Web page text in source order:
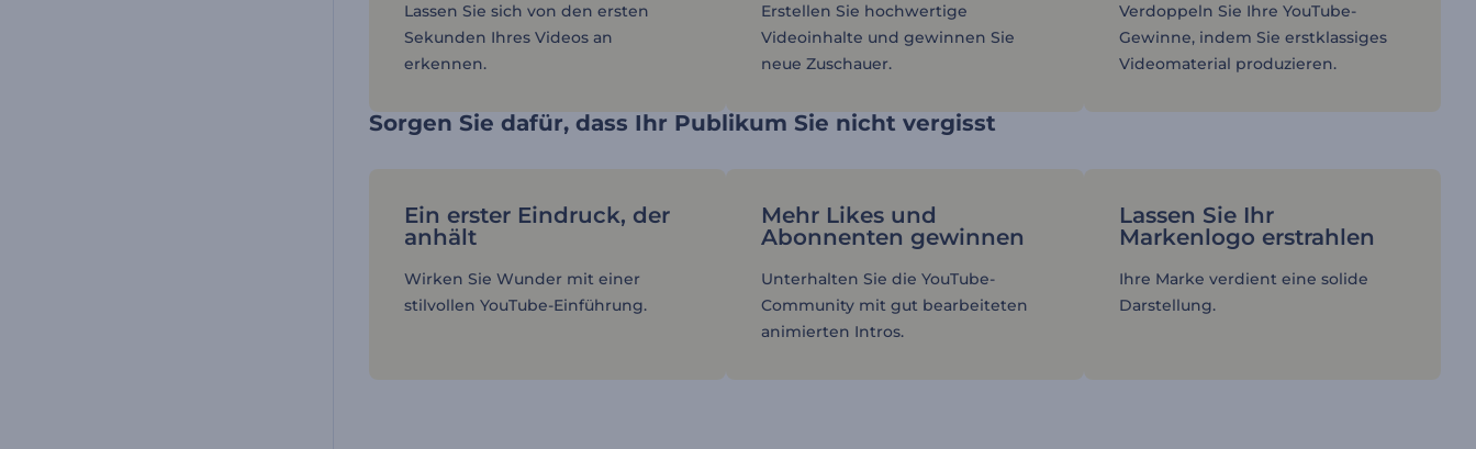
Lassen Sie sich von den ersten
Sekunden Ihres Videos an
erkennen.
Erstellen Sie hochwertige
Videoinhalte und gewinnen Sie
neue Zuschauer.
Verdoppeln Sie Ihre YouTube-
Gewinne, indem Sie erstklassiges
Videomaterial produzieren.
Sorgen Sie dafür, dass Ihr Publikum Sie nicht vergisst
Ein erster Eindruck, der
anhält
Wirken Sie Wunder mit einer
stilvollen YouTube-Einführung.
Mehr Likes und
Abonnenten gewinnen
Unterhalten Sie die YouTube-
Community mit gut bearbeiteten
animierten Intros.
Lassen Sie Ihr
Markenlogo erstrahlen
Ihre Marke verdient eine solide
Darstellung.